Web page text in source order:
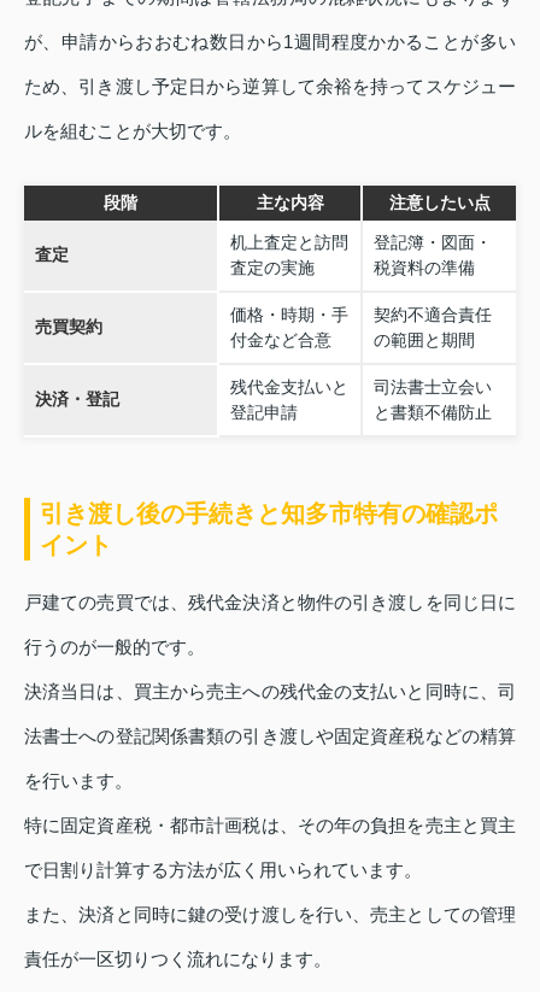
が、申請からおおむね数日から1週間程度かかることが多い
ため、引き渡し予定日から逆算して余裕を持ってスケジュー
ルを組むことが大切です。
段階 主な内容 注意したい点
査定
机上査定と訪問
査定の実施
登記簿・図面・
税資料の準備
売買契約
価格・時期・手
付金など合意
契約不適合責任
の範囲と期間
決済・登記
残代金支払いと
登記申請
司法書士立会い
と書類不備防止
引き渡し後の手続きと知多市特有の確認ポ
イント
戸建ての売買では、残代金決済と物件の引き渡しを同じ日に
行うのが一般的です。
決済当日は、買主から売主への残代金の支払いと同時に、司
法書士への登記関係書類の引き渡しや固定資産税などの精算
を行います。
特に固定資産税・都市計画税は、その年の負担を売主と買主
で日割り計算する方法が広く用いられています。
また、決済と同時に鍵の受け渡しを行い、売主としての管理
責任が一区切りつく流れになります。